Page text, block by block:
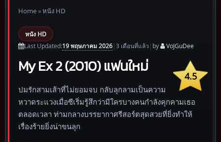
Home»หนัง HD
หนัง HD
Last Updated:19 พฤษภาคม 2026|3 เดือนที่แล้ว | by VoJGuDee
4.5
My Ex 2 (2010) แฟนใหม่
ปมรักสามเส้าที่ไม่ยอมจบ กลับลุกลามเป็นความ
หวาดระแวงเมื่อซีเริ่มรู้สึกว่ามีใครบางคนกำลังคุกคามเธอ
ตลอดเวลา ท่ามกลางบรรยากาศรีสอร์ตสุดสวยที่ยิ่งทำให้
เรื่องร้ายยิ่งน่าขนลุก